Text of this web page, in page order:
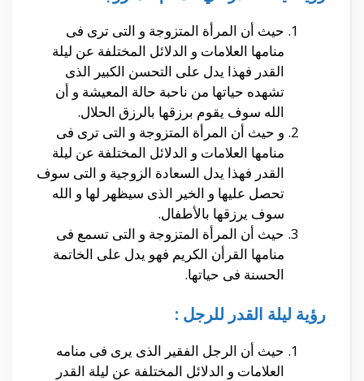
حيث أن المرأة المتزوجة و التى ترى فى
منامها العلامات و الدلائل المختلفة عن ليلة
القدر فهذا يدل على التحسن الكبير الذى
تشهده حياتها من ناحبة حالة المعيشة و أن
الله سوف يقوم برزقها بالرزق الحلال.
و حيث أن المرأة المتزوجة و التى ترى فى
منامها العلامات و الدلائل المختلفة عن ليلة
القدر فهذا يدل السعادة الزوجية و التى سوف
تحصل عليها و الخير الذى سيظهر لها و الله
سوف يرزقها بالأطفال.
حيث أن المرأة المتزوجة و التى تسمع فى
منامها القرأن الكريم فهو يدل على الخاتمة
الحسنة فى حياتها.
رؤية ليلة القدر للرجل :
حيث أن الرجل الفقير الذى يرى فى منامه
العلامات و الدلائل المختلفة عن ليلة القدر